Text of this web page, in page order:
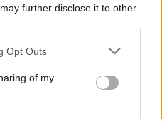
further disclose it to other
uses one or more Google
behaviour. You may click to
and its third-party tags to
purposes in below Google
Opt Outs
of my
il ristoratore